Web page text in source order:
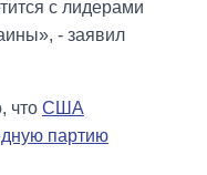
с лидерами
- заявил
что США
партию